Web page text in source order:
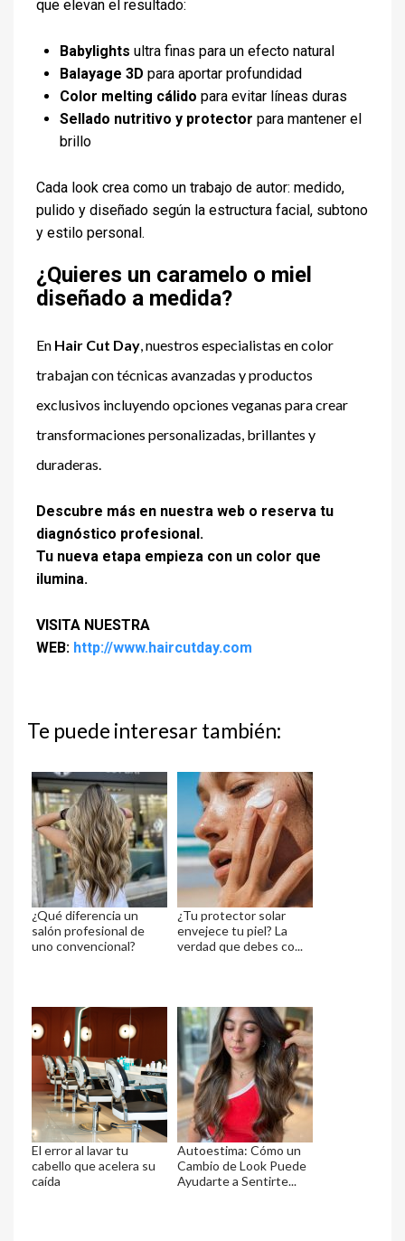
que elevan el resultado:
Babylights ultra finas para un efecto natural
Balayage 3D para aportar profundidad
Color melting cálido para evitar líneas duras
Sellado nutritivo y protector para mantener el
brillo
Cada look crea como un trabajo de autor: medido,
pulido y diseñado según la estructura facial, subtono
y estilo personal.
¿Quieres un caramelo o miel
diseñado a medida?
En Hair Cut Day , nuestros especialistas en color
trabajan con técnicas avanzadas y productos
exclusivos incluyendo opciones veganas para crear
transformaciones personalizadas, brillantes y
duraderas.
Descubre más en nuestra web o reserva tu
diagnóstico profesional.
Tu nueva etapa empieza con un color que
ilumina.
VISITA NUESTRA
WEB: http://www.haircutday.com
Te puede interesar también:
¿Qué diferencia un
salón profesional de
uno convencional?
¿Tu protector solar
envejece tu piel? La
verdad que debes co...
El error al lavar tu
cabello que acelera su
caída
Autoestima: Cómo un
Cambio de Look Puede
Ayudarte a Sentirte...